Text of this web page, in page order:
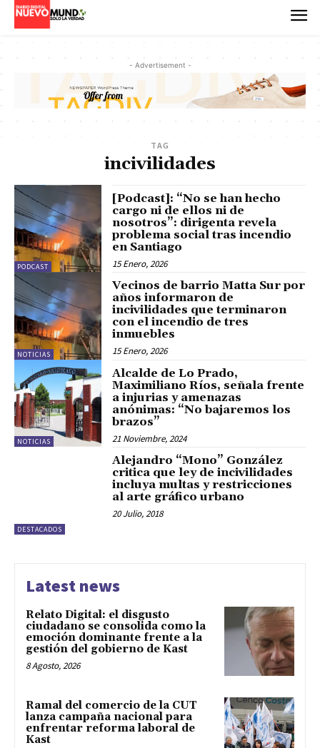
- Advertisement -
TAG
incivilidades
PODCAST
[Podcast]: “No se han hecho
cargo ni de ellos ni de
nosotros”: dirigenta revela
problema social tras incendio
en Santiago
15 Enero, 2026
NOTICIAS
Vecinos de barrio Matta Sur por
años informaron de
incivilidades que terminaron
con el incendio de tres
inmuebles
15 Enero, 2026
NOTICIAS
Alcalde de Lo Prado,
Maximiliano Ríos, señala frente
a injurias y amenazas
anónimas: “No bajaremos los
brazos”
21 Noviembre, 2024
DESTACADOS
Alejandro “Mono” González
critica que ley de incivilidades
incluya multas y restricciones
al arte gráfico urbano
20 Julio, 2018
Latest news
Relato Digital: el disgusto
ciudadano se consolida como la
emoción dominante frente a la
gestión del gobierno de Kast
8 Agosto, 2026
Ramal del comercio de la CUT
lanza campaña nacional para
enfrentar reforma laboral de
Kast